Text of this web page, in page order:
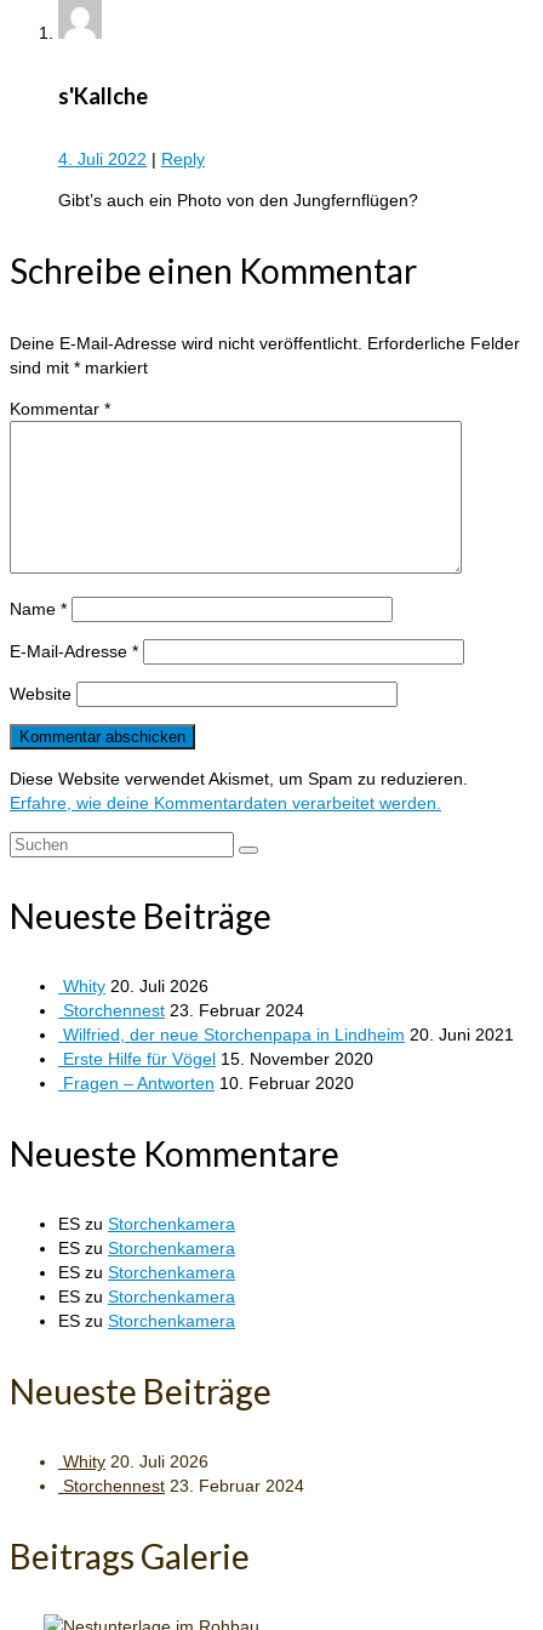
s'Kallche
4. Juli 2022 | Reply
Gibt’s auch ein Photo von den Jungfernflügen?
Schreibe einen Kommentar
Deine E-Mail-Adresse wird nicht veröffentlicht. Erforderliche Felder
sind mit * markiert
Kommentar *
Name *
E-Mail-Adresse *
Website
Diese Website verwendet Akismet, um Spam zu reduzieren.
Erfahre, wie deine Kommentardaten verarbeitet werden.
Suchen
Neueste Beiträge
Whity 20. Juli 2026
Storchennest 23. Februar 2024
Wilfried, der neue Storchenpapa in Lindheim 20. Juni 2021
Erste Hilfe für Vögel 15. November 2020
Fragen – Antworten 10. Februar 2020
Neueste Kommentare
ES zu Storchenkamera
ES zu Storchenkamera
ES zu Storchenkamera
ES zu Storchenkamera
ES zu Storchenkamera
Neueste Beiträge
Whity 20. Juli 2026
Storchennest 23. Februar 2024
Beitrags Galerie